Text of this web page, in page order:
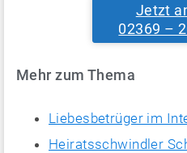
Jetzt
02369 –
Mehr zum Thema
Liebesbetrüger im
Heiratsschwindler